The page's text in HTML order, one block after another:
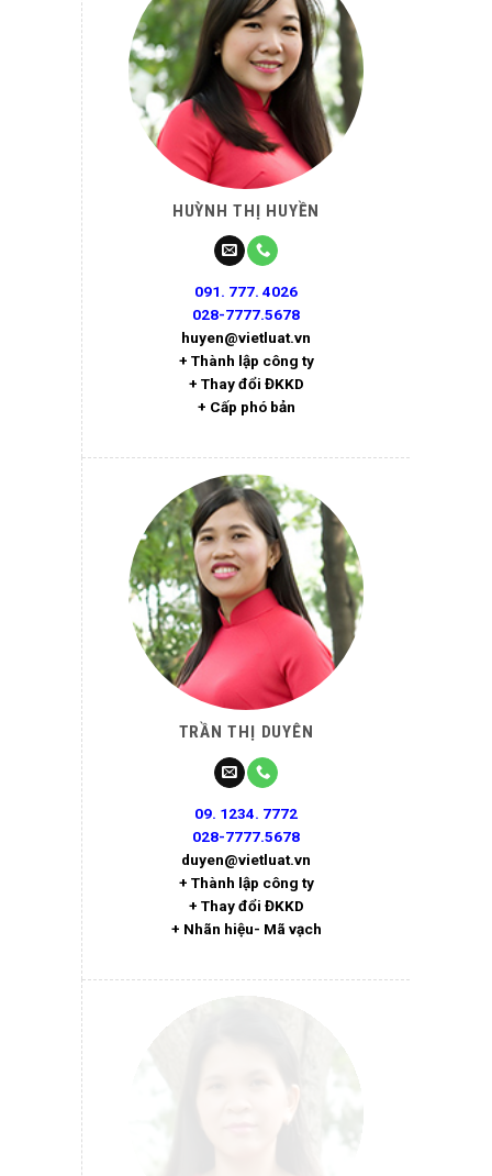
HUỲNH THỊ HUYỀN
091. 777. 4026
028-7777.5678
huyen@vietluat.vn
+ Thành lập công ty
+ Thay đổi ĐKKD
+ Cấp phó bản
TRẦN THỊ DUYÊN
09. 1234. 7772
028-7777.5678
duyen@vietluat.vn
+ Thành lập công ty
+ Thay đổi ĐKKD
+ Nhãn hiệu- Mã vạch